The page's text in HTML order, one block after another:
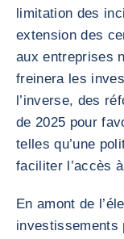
limitation des
extension des
aux entreprises
freinera les
l’inverse, des
de 2025 pour
telles qu’une
faciliter l’accès
En amont de
investissements